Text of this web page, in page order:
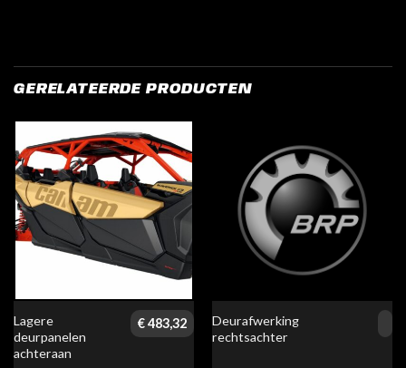
GERELATEERDE PRODUCTEN
Lagere
deurpanelen
achteraan
€483,32
Deurafwerking
rechtsachter